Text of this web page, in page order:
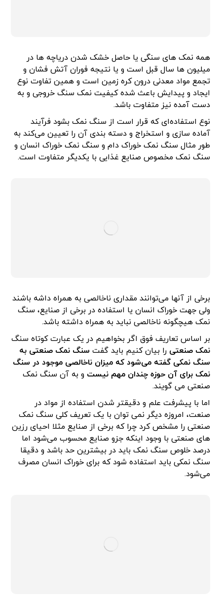
همه نمک های سنگی یا حاصل خشک شدن دریاچه ها در
میلیون ها سال قبل است و یا نتیجه فوران آتش فشان و
تجمع مواد معدنی درون کره زمین است و همین تفاوت نوع
ایجاد و پیدایش باعث شده کیفیت نمک سنگ خروجی و به
دست آمده نیز متفاوت باشد.
نوع استفاده‌ای که قرار است از سنگ نمک بشود فرآیند
آماده سازی و استخراج و دسته بندی آن را تعیین می‌کند به
طور مثال سنگ نمک خوراک دام و سنگ نمک خوراک انسان و
سنگ نمک مخصوص صنایع غذایی با یکدیگر متفاوت است.
برخی از آنها می‌توانند مقداری ناخالصی به همراه داشه باشند
ولی جهت خوراک انسان یا استفاده در برخی از صنایع، سنگ
نمک هیچگونه ناخالصی نباید به همراه داشته باشد.
بر اساس تعاریف فوق اگر بخواهیم در یک عبارت کوتاه سنگ
نمک صنعتی را بیان کنیم باید گفت سنگ نمک صنعتی به
سنگ نمکی گفته می‌شود که میزان ناخالصی موجود در سنگ
نمک برای آن حوزه چندان مهم نیست و به آن سنگ نمک
صنعتی می گویند.
اما با پیشرفت علم و دقیقتر شدن استفاده از مواد در
صنعت، امروزه دیگر نمی توان با یک تعریف کلی سنگ نمک
صنعتی را مشخص کرد چرا که برخی از صنایع مثلا احیای رزین
های صنعتی با وجود اینکه جزو صنایع محسوب می‌شود اما
درصد خلوص سنگ نمک باید در بیشترین حد باشد و دقیقا
سنگ نمکی باید استفاده شود که برای خوراک انسان مصرف
می‌شود.